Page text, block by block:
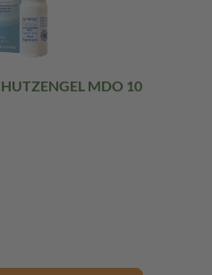
MDO 10